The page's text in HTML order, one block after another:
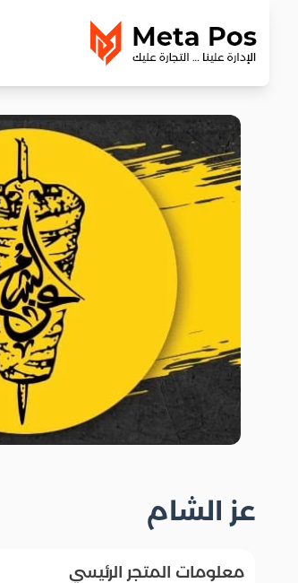
عز الشام
معلومات المتجر الرئيسي